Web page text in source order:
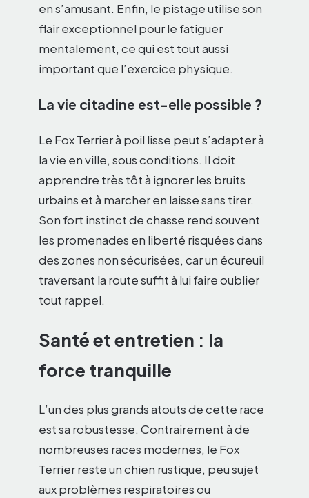
en s’amusant. Enfin, le pistage utilise son
flair exceptionnel pour le fatiguer
mentalement, ce qui est tout aussi
important que l’exercice physique.
La vie citadine est-elle possible ?
Le Fox Terrier à poil lisse peut s’adapter à
la vie en ville, sous conditions. Il doit
apprendre très tôt à ignorer les bruits
urbains et à marcher en laisse sans tirer.
Son fort instinct de chasse rend souvent
les promenades en liberté risquées dans
des zones non sécurisées, car un écureuil
traversant la route suffit à lui faire oublier
tout rappel.
Santé et entretien : la
force tranquille
L’un des plus grands atouts de cette race
est sa robustesse. Contrairement à de
nombreuses races modernes, le Fox
Terrier reste un chien rustique, peu sujet
aux problèmes respiratoires ou